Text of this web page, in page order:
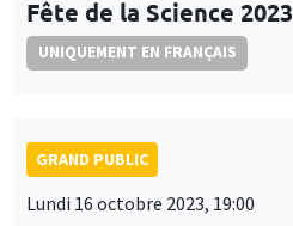
Fête de la Science 2023
UNIQUEMENT EN FRANÇAIS
GRAND PUBLIC
Lundi 16 octobre 2023, 19:00